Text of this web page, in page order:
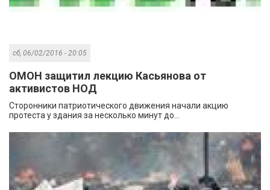
сб, 06/02/2016 - 20:05
ОМОН защитил лекцию Касьянова от
активистов НОД
Сторонники патриотического движения начали акцию
протеста у здания за несколько минут до...